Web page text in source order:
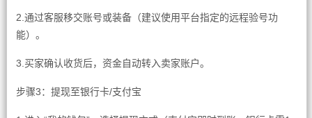
2.通过客服移交账号或装备（建议使用平台指定的远程验号功
能）。
3.买家确认收货后，资金自动转入卖家账户。
步骤3：提现至银行卡/支付宝